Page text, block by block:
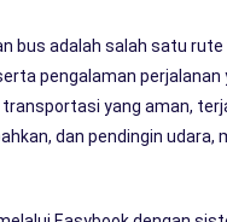
bus adalah salah satu
pengalaman
yang aman,
dan pendingin